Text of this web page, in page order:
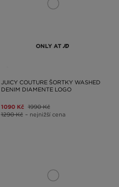
ONLY AT
JUICY COUTURE ŠORTKY WASHED
DENIM DIAMENTE LOGO
1090 Kč 1990 Kč
1290 Kč – nejnižší cena